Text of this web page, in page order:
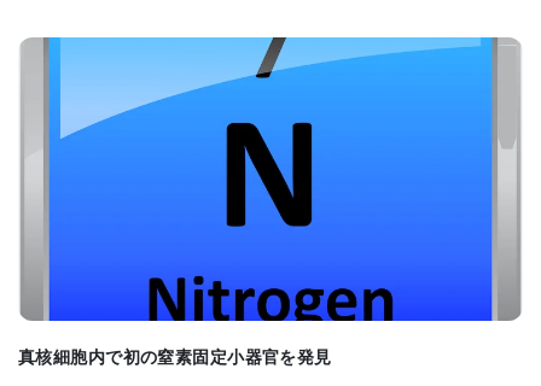
の生息地が減少しています」とクリンガーは説明し
ます。これによりオオカバマダラの個体数も減少
し、近年では絶滅危惧種の候補に挙げられていま
この状況を受け、科学者たちは都市部のミルクウィ
うかを調査し始めました。クリンガーらは、シカゴ
地域の住民ボランティアと協力し、都市のミルクウ
ィードにオオカバマダラが卵を産み付ける様子を4年
BIOMARKET JP
真核細胞内で初の窒素固定小器官を発見